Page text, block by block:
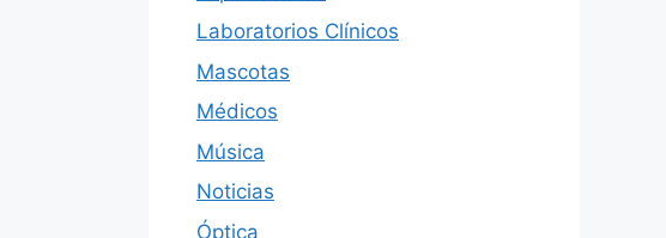
Laboratorios Clínicos
Mascotas
Médicos
Música
Noticias
Óptica